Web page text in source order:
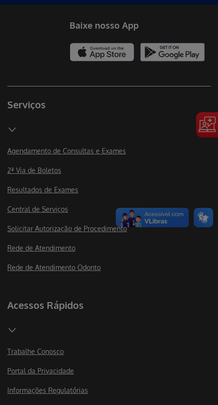
Serviços
Agendamento de Consultas e Exames
2ª Via de Boletos
Resultados de Exames
Central de Serviços
Solicitar Autorização de Procedimento
Rede de Atendimento
Rede de Atendimento Odonto
Acessos Rápidos
Trabalhe Conosco
Portal da Privacidade
Informações Regulatórias
Baixe nosso App